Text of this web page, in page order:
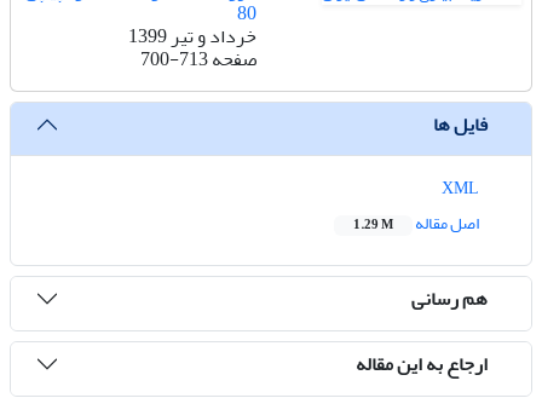
80
خرداد و تیر 1399
صفحه700-713
فایل ها
اصل مقاله
1.29 M
هم رسانی
ارجاع به این مقاله